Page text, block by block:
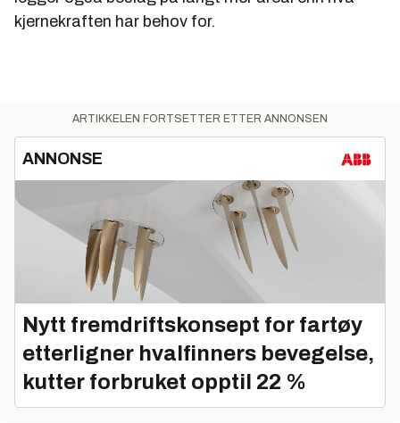
kjernekraften har behov for.
ARTIKKELEN FORTSETTER ETTER ANNONSEN
ANNONSE
Nytt fremdriftskonsept for fartøy
etterligner hvalfinners bevegelse,
kutter forbruket opptil 22 %